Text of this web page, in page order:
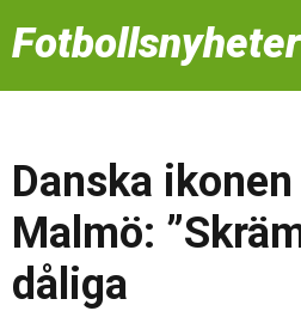
Fotbollsnyheter
Danska
Malmö:
dåliga